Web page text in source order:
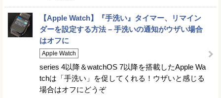
【Apple Watch】『手洗い』タイマー、リマイン
ダーを設定する方法 – 手洗いの通知がウザい場合
はオフに
Apple Watch
series 4以降＆watchOS 7以降を搭載したApple Wa
tchは「手洗い」を促してくれる！ウザいと感じる
場合はオフにどうぞ